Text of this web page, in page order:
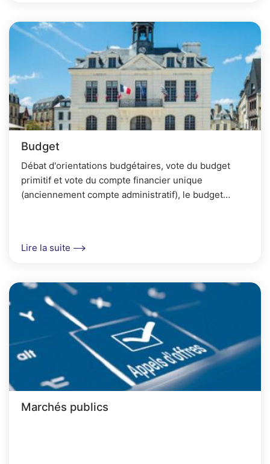
Budget
Débat d'orientations budgétaires, vote du budget
primitif et vote du compte financier unique
(anciennement compte administratif), le budget
Lire la suite
Marchés publics